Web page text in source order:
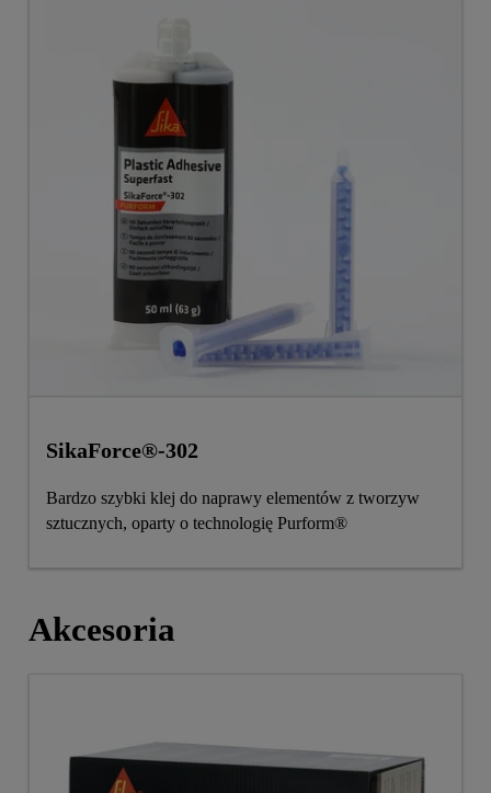
SikaForce®-302
Bardzo szybki klej do naprawy elementów z tworzyw
sztucznych, oparty o technologię Purform®
Akcesoria